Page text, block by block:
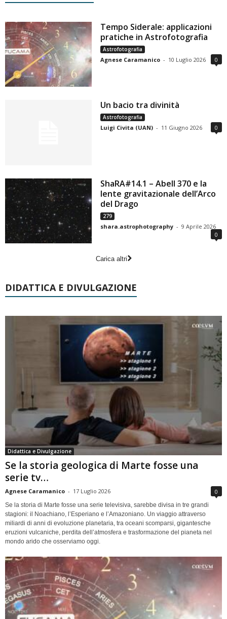
Tempo Siderale: applicazioni
pratiche in Astrofotografia
Astrofotografia
Agnese Caramanico - 10 Luglio 2026 0
Un bacio tra divinità
Astrofotografia
Luigi Civita (UAN) - 11 Giugno 2026 0
ShaRA#14.1 – Abell 370 e la
lente gravitazionale dell’Arco
del Drago
279
shara.astrophotography - 9 Aprile 2026
0
Carica altri
DIDATTICA E DIVULGAZIONE
Didattica e Divulgazione
Se la storia geologica di Marte fosse una
serie tv…
Agnese Caramanico - 17 Luglio 2026 0
Se la storia di Marte fosse una serie televisiva, sarebbe divisa in tre grandi
stagioni: il Noachiano, l’Esperiano e l’Amazoniano. Un viaggio attraverso
miliardi di anni di evoluzione planetaria, tra oceani scomparsi, gigantesche
eruzioni vulcaniche, perdita dell’atmosfera e trasformazione del pianeta nel
mondo arido che osserviamo oggi.